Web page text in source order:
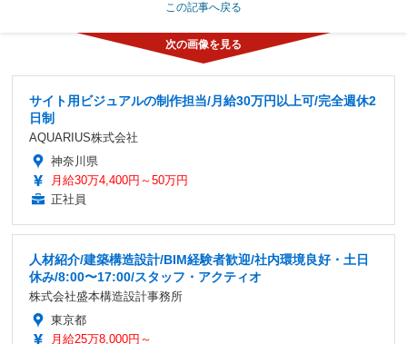
この記事へ戻る
サイト用ビジュアルの制作担当/月給30万円以上可/完全週休2
日制
AQUARIUS株式会社
神奈川県
月給30万4,400円～50万円
正社員
人材紹介/建築構造設計/BIM経験者歓迎/社内環境良好・土日
休み/8:00〜17:00/スタッフ・アクティオ
株式会社盛本構造設計事務所
東京都
月給25万8,000円～